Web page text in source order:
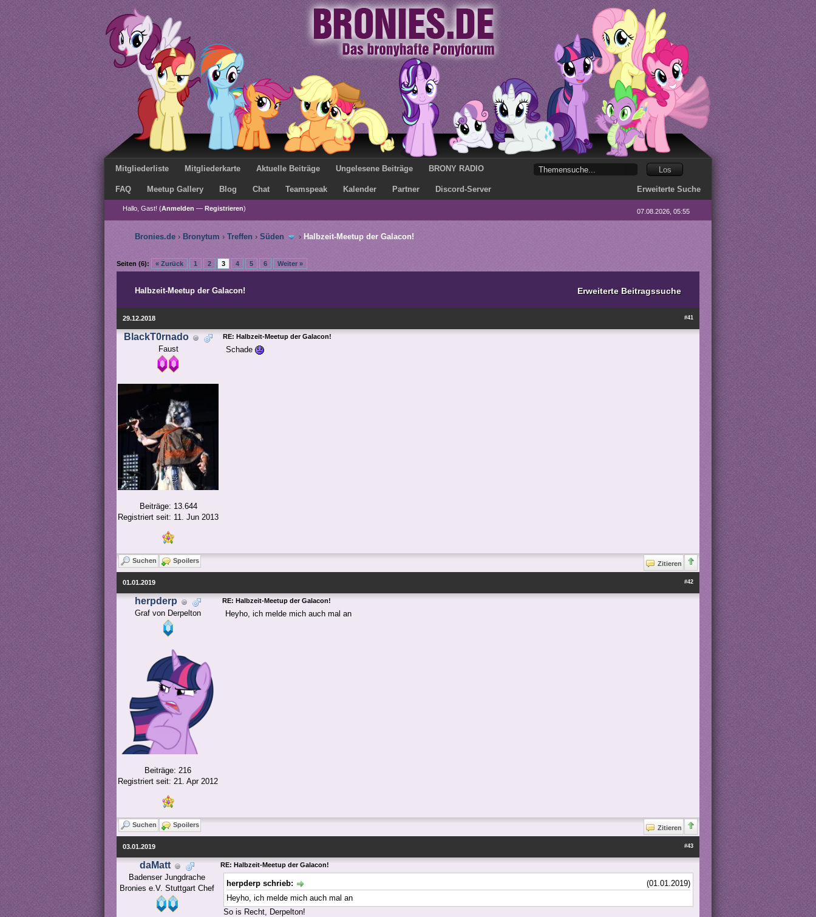
Mitgliederliste Mitgliederkarte Aktuelle Beiträge Ungelesene Beiträge BRONY RADIO
FAQ Meetup Gallery Blog Chat Teamspeak Kalender Partner Discord-Server Erweiterte Suche
Hallo, Gast! (Anmelden — Registrieren) 07.08.2026, 05:55
Bronies.de › Bronytum › Treffen › Süden › Halbzeit-Meetup der Galacon!
Seiten (6): « Zurück 1 2 3 4 5 6 Weiter »
Erweiterte Beitragssuche
Halbzeit-Meetup der Galacon!
#41
29.12.2018
BlackT0rnado
Faust
Beiträge: 13.644
Registriert seit: 11. Jun 2013
RE: Halbzeit-Meetup der Galacon!
Schade
Suchen Spoilers Zitieren
#42
01.01.2019
herpderp
Graf von Derpelton
Beiträge: 216
Registriert seit: 21. Apr 2012
RE: Halbzeit-Meetup der Galacon!
Heyho, ich melde mich auch mal an
Suchen Spoilers Zitieren
#43
03.01.2019
daMatt
Badenser Jungdrache
Bronies e.V. Stuttgart Chef
RE: Halbzeit-Meetup der Galacon!
(01.01.2019)
herpderp schrieb:
Heyho, ich melde mich auch mal an
So is Recht, Derpelton!